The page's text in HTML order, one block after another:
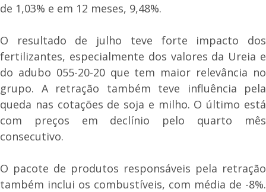
de 1,03% e em 12 meses, 9,48%.
O resultado de julho teve forte impacto dos
fertilizantes, especialmente dos valores da Ureia e
do adubo 055-20-20 que tem maior relevância no
grupo. A retração também teve influência pela
queda nas cotações de soja e milho. O último está
com preços em declínio pelo quarto mês
consecutivo.
O pacote de produtos responsáveis pela retração
também inclui os combustíveis, com média de -8%.